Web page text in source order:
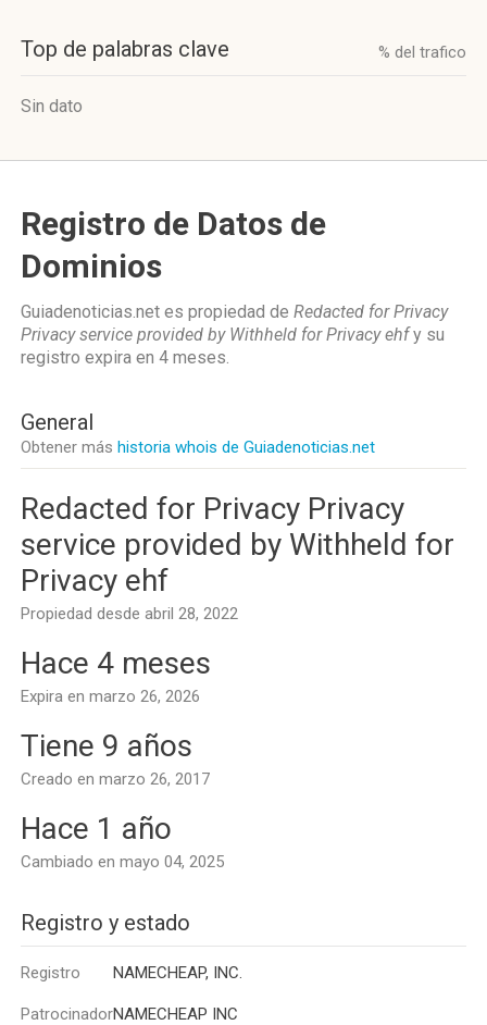
Top de palabras clave % del trafico
Sin dato
Registro de Datos de
Dominios
Guiadenoticias.net es propiedad de Redacted for Privacy
Privacy service provided by Withheld for Privacy ehfy su
registro expira en 4 meses.
General
Obtener más historia whois de Guiadenoticias.net
Redacted for Privacy Privacy
service provided by Withheld for
Privacy ehf
Propiedad desde abril 28, 2022
Hace 4 meses
Expira en marzo 26, 2026
Tiene 9 años
Creado en marzo 26, 2017
Hace 1 año
Cambiado en mayo 04, 2025
Registro y estado
Registro NAMECHEAP, INC.
PatrocinadorNAMECHEAP INC